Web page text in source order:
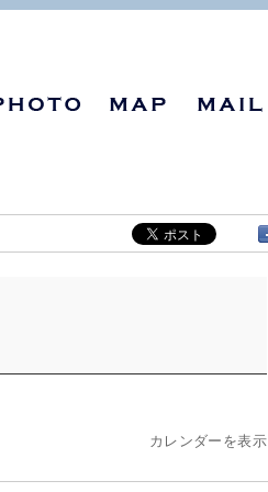
カレンダーを表示